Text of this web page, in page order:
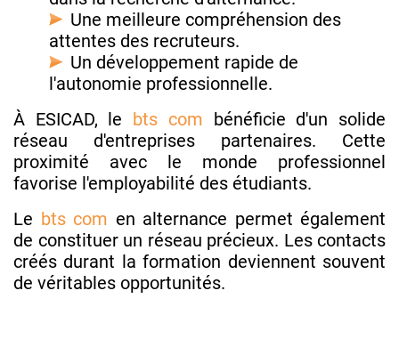
Une meilleure compréhension des
attentes des recruteurs.
Un développement rapide de
l'autonomie professionnelle.
À ESICAD, le bts com bénéficie d'un solide
réseau d'entreprises partenaires. Cette
proximité avec le monde professionnel
favorise l'employabilité des étudiants.
Le bts com en alternance permet également
de constituer un réseau précieux. Les contacts
créés durant la formation deviennent souvent
de véritables opportunités.